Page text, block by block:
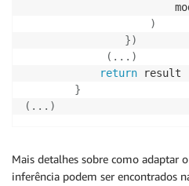
)
})
( . . . )
return result
}
( . . . )
Mais detalhes sobre como adaptar
inferência podem ser encontrados